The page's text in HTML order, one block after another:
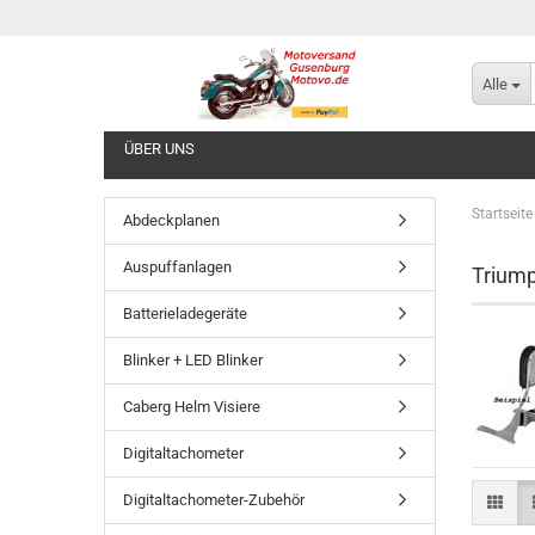
Alle
ÜBER UNS
Startseite
Abdeckplanen
Auspuffanlagen
Batterieladegeräte
Blinker + LED Blinker
Caberg Helm Visiere
Digitaltachometer
Digitaltachometer-Zubehör